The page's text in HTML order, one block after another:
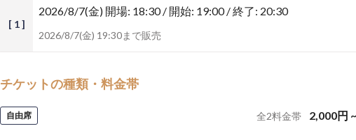
[ 1 ]
2026/8/7(金) 開場: 18:30 / 開始: 19:00 / 終了: 20:30
2026/8/7(金) 19:30まで販売
チケットの種類・料金帯
自由席 全2料金帯 2,000円 ~